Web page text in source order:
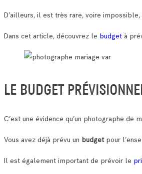
D’ailleurs, il est très rare, voire impossible,
Dans cet article, découvrez le budget à
LE BUDGET
C’est une évidence qu’un photographe
Vous avez déjà prévu un budget pour
Il est également important de prévoir le